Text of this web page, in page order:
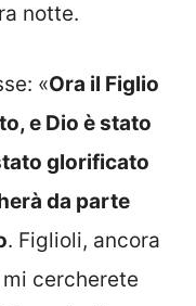
notte.
«Ora il Figlio
e Dio è stato
glorificato
da parte
. Figlioli, ancora
cercherete